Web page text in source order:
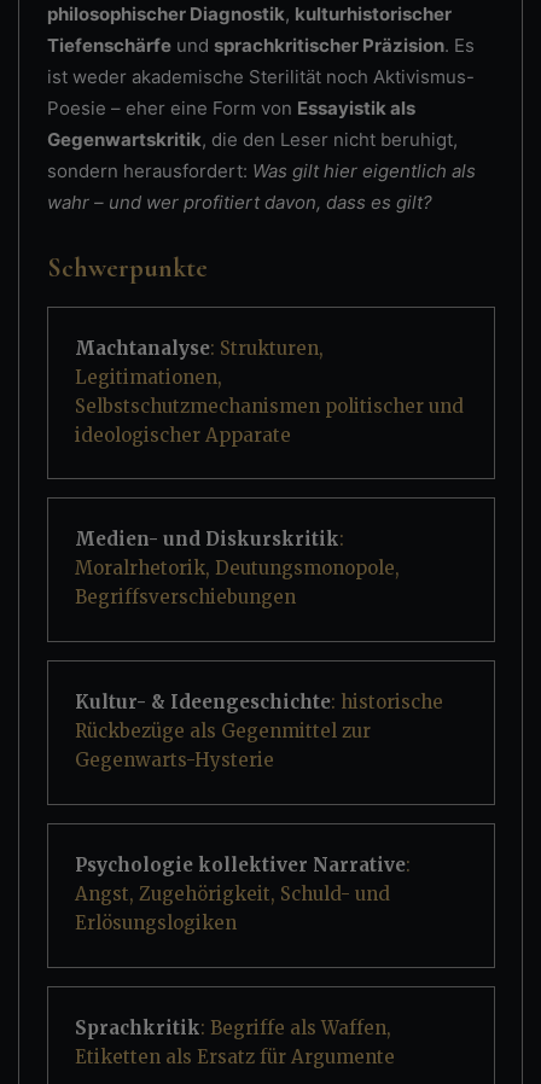
philosophischer Diagnostik, kulturhistorischer
Tiefenschärfeund sprachkritischer Präzision. Es
ist weder akademische Sterilität noch Aktivismus-
Poesie – eher eine Form von Essayistik als
Gegenwartskritik, die den Leser nicht beruhigt,
sondern herausfordert: Was gilt hier eigentlich als
wahr – und wer profitiert davon, dass es gilt?
Schwerpunkte
Machtanalyse: Strukturen,
Legitimationen,
Selbstschutzmechanismen politischer und
ideologischer Apparate
Medien- und Diskurskritik:
Moralrhetorik, Deutungsmonopole,
Begriffsverschiebungen
Kultur- & Ideengeschichte: historische
Rückbezüge als Gegenmittel zur
Gegenwarts-Hysterie
Psychologie kollektiver Narrative:
Angst, Zugehörigkeit, Schuld- und
Erlösungslogiken
Sprachkritik: Begriffe als Waffen,
Etiketten als Ersatz für Argumente